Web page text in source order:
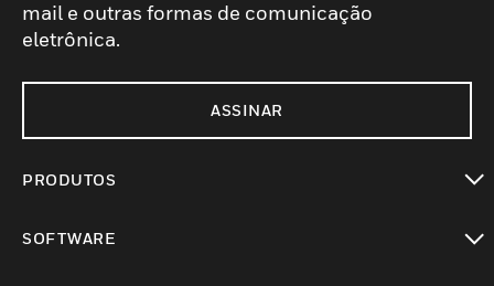
mail e outras formas de comunicação
eletrônica.
ASSINAR
PRODUTOS
SOFTWARE